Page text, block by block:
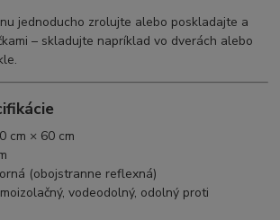
jednoducho zrolujte alebo poskladajte a
– skladujte napríklad vo dverách alebo
cm × 60 cm
(obojstranne reflexná)
vodeodolný, odolný proti